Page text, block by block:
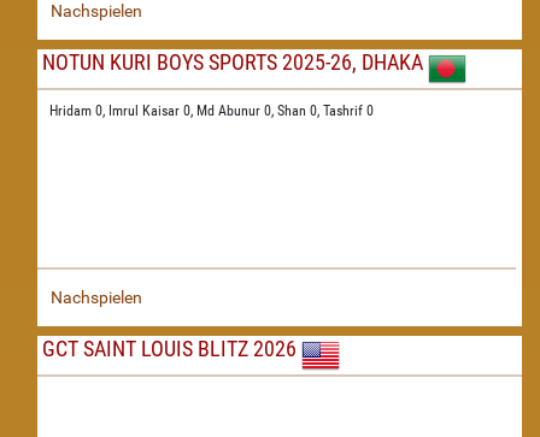
Nachspielen
NOTUN KURI BOYS SPORTS 2025-26, DHAKA
Hridam 0, Imrul Kaisar 0, Md Abunur 0, Shan 0, Tashrif 0
Nachspielen
GCT SAINT LOUIS BLITZ 2026